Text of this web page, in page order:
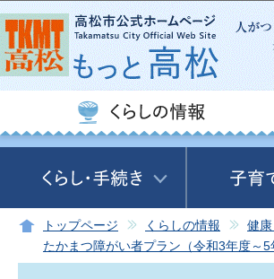
トップページ くらしの情報 健
たかまつ障がい者プラン（令和3年度～5